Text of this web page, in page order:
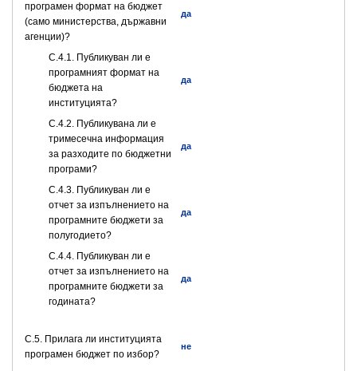
програмен формат на бюджет
(само министерства, държавни
агенции)?
да
С.4.1. Публикуван ли е
програмният формат на
бюджета на
институцията?
да
С.4.2. Публикувана ли е
тримесечна информация
за разходите по бюджетни
програми?
да
С.4.3. Публикуван ли е
отчет за изпълнението на
програмните бюджети за
полугодието?
да
С.4.4. Публикуван ли е
отчет за изпълнението на
програмните бюджети за
годината?
да
С.5. Прилага ли институцията
програмен бюджет по избор?
не